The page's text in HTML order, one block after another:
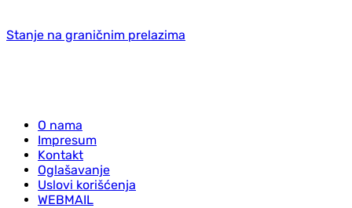
Stanje na graničnim prelazima
O nama
Impresum
Kontakt
Oglašavanje
Uslovi korišćenja
WEBMAIL